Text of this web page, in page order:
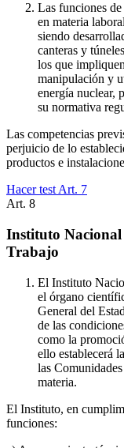
Las funciones
en materia
siendo
canteras y
los que
manipulación y
energía nuclear,
su normativa
Las competencias
perjuicio de lo
productos e
Hacer test Art. 7
Art. 8
Instituto Nacional
Trabajo
El Instituto
el órgano
General del
de las
como la
ello establecerá
las
materia.
El Instituto, en
funciones: